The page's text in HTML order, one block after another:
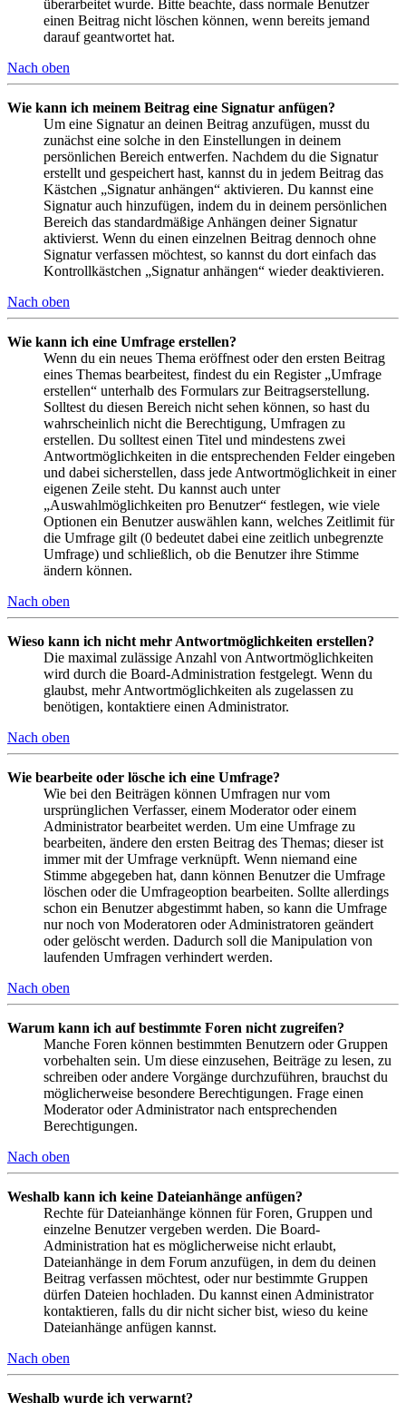
überarbeitet wurde. Bitte beachte, dass normale Benutzer
einen Beitrag nicht löschen können, wenn bereits jemand
darauf geantwortet hat.
Nach oben
Wie kann ich meinem Beitrag eine Signatur anfügen?
Um eine Signatur an deinen Beitrag anzufügen, musst du
zunächst eine solche in den Einstellungen in deinem
persönlichen Bereich entwerfen. Nachdem du die Signatur
erstellt und gespeichert hast, kannst du in jedem Beitrag das
Kästchen „Signatur anhängen“ aktivieren. Du kannst eine
Signatur auch hinzufügen, indem du in deinem persönlichen
Bereich das standardmäßige Anhängen deiner Signatur
aktivierst. Wenn du einen einzelnen Beitrag dennoch ohne
Signatur verfassen möchtest, so kannst du dort einfach das
Kontrollkästchen „Signatur anhängen“ wieder deaktivieren.
Nach oben
Wie kann ich eine Umfrage erstellen?
Wenn du ein neues Thema eröffnest oder den ersten Beitrag
eines Themas bearbeitest, findest du ein Register „Umfrage
erstellen“ unterhalb des Formulars zur Beitragserstellung.
Solltest du diesen Bereich nicht sehen können, so hast du
wahrscheinlich nicht die Berechtigung, Umfragen zu
erstellen. Du solltest einen Titel und mindestens zwei
Antwortmöglichkeiten in die entsprechenden Felder eingeben
und dabei sicherstellen, dass jede Antwortmöglichkeit in einer
eigenen Zeile steht. Du kannst auch unter
„Auswahlmöglichkeiten pro Benutzer“ festlegen, wie viele
Optionen ein Benutzer auswählen kann, welches Zeitlimit für
die Umfrage gilt (0 bedeutet dabei eine zeitlich unbegrenzte
Umfrage) und schließlich, ob die Benutzer ihre Stimme
ändern können.
Nach oben
Wieso kann ich nicht mehr Antwortmöglichkeiten erstellen?
Die maximal zulässige Anzahl von Antwortmöglichkeiten
wird durch die Board-Administration festgelegt. Wenn du
glaubst, mehr Antwortmöglichkeiten als zugelassen zu
benötigen, kontaktiere einen Administrator.
Nach oben
Wie bearbeite oder lösche ich eine Umfrage?
Wie bei den Beiträgen können Umfragen nur vom
ursprünglichen Verfasser, einem Moderator oder einem
Administrator bearbeitet werden. Um eine Umfrage zu
bearbeiten, ändere den ersten Beitrag des Themas; dieser ist
immer mit der Umfrage verknüpft. Wenn niemand eine
Stimme abgegeben hat, dann können Benutzer die Umfrage
löschen oder die Umfrageoption bearbeiten. Sollte allerdings
schon ein Benutzer abgestimmt haben, so kann die Umfrage
nur noch von Moderatoren oder Administratoren geändert
oder gelöscht werden. Dadurch soll die Manipulation von
laufenden Umfragen verhindert werden.
Nach oben
Warum kann ich auf bestimmte Foren nicht zugreifen?
Manche Foren können bestimmten Benutzern oder Gruppen
vorbehalten sein. Um diese einzusehen, Beiträge zu lesen, zu
schreiben oder andere Vorgänge durchzuführen, brauchst du
möglicherweise besondere Berechtigungen. Frage einen
Moderator oder Administrator nach entsprechenden
Berechtigungen.
Nach oben
Weshalb kann ich keine Dateianhänge anfügen?
Rechte für Dateianhänge können für Foren, Gruppen und
einzelne Benutzer vergeben werden. Die Board-
Administration hat es möglicherweise nicht erlaubt,
Dateianhänge in dem Forum anzufügen, in dem du deinen
Beitrag verfassen möchtest, oder nur bestimmte Gruppen
dürfen Dateien hochladen. Du kannst einen Administrator
kontaktieren, falls du dir nicht sicher bist, wieso du keine
Dateianhänge anfügen kannst.
Nach oben
Weshalb wurde ich verwarnt?